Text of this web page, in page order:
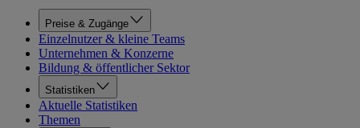
Preise & Zugänge
Einzelnutzer & kleine Teams
Unternehmen & Konzerne
Bildung & öffentlicher Sektor
Statistiken
Aktuelle Statistiken
Themen